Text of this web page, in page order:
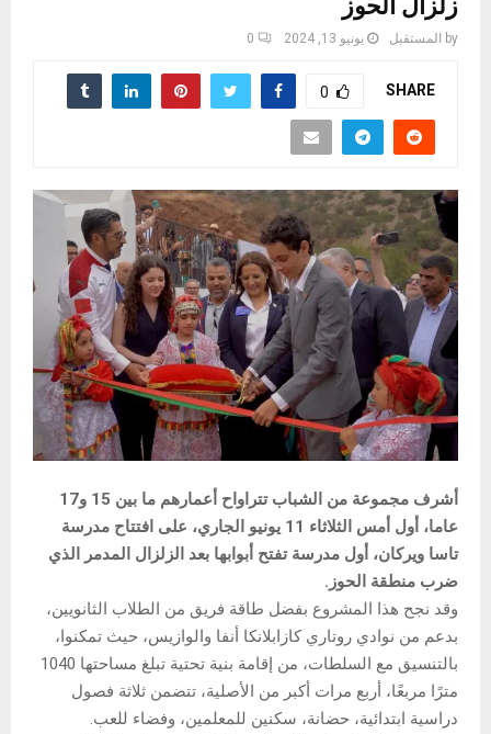
by المستقبل يونيو 13, 2024 0
SHARE
0
أشرف مجموعة من الشباب تتراواح أعمارهم ما بين 15 و17
عاما، أول أمس الثلاثاء 11 يونيو الجاري، على افتتاح مدرسة
تاسا ويركان، أول مدرسة تفتح أبوابها بعد الزلزال المدمر الذي
ضرب منطقة الحوز.
وقد نجح هذا المشروع بفضل طاقة فريق من الطلاب الثانويين،
بدعم من نوادي روتاري كازابلانكا أنفا والوازيس، حيث تمكنوا،
بالتنسيق مع السلطات، من إقامة بنية تحتية تبلغ مساحتها 1040
مترًا مربعًا، أربع مرات أكبر من الأصلية، تتضمن ثلاثة فصول
دراسية ابتدائية، حضانة، سكنين للمعلمين، وفضاء للعب.